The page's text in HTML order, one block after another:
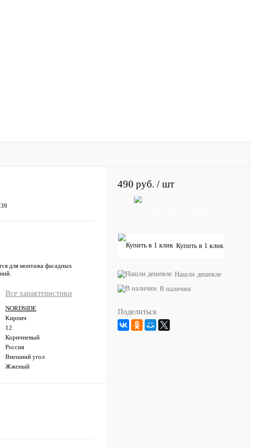
для монтажа фасадных
Все характеристики
NORDSIDE
Кирпич
12
Коричневый
Россия
Внешний угол
Жженый
490 руб. / шт
Купить в 1 клик
Нашли дешевле
В наличии
Поделиться